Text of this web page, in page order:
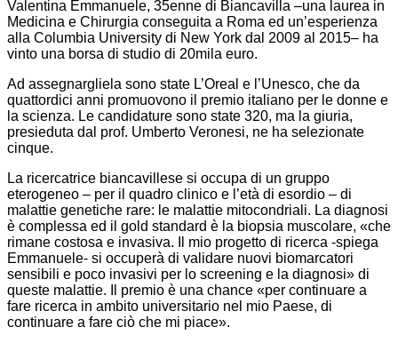
Valentina Emmanuele, 35enne di Biancavilla –una laurea in
Medicina e Chirurgia conseguita a Roma ed un’esperienza
alla Columbia University di New York dal 2009 al 2015– ha
vinto una borsa di studio di 20mila euro.
Ad assegnargliela sono state L’Oreal e l’Unesco, che da
quattordici anni promuovono il premio italiano per le donne e
la scienza. Le candidature sono state 320, ma la giuria,
presieduta dal prof. Umberto Veronesi, ne ha selezionate
cinque.
La ricercatrice biancavillese si occupa di un gruppo
eterogeneo – per il quadro clinico e l’età di esordio – di
malattie genetiche rare: le malattie mitocondriali. La diagnosi
è complessa ed il gold standard è la biopsia muscolare, «che
rimane costosa e invasiva. Il mio progetto di ricerca -spiega
Emmanuele- si occuperà di validare nuovi biomarcatori
sensibili e poco invasivi per lo screening e la diagnosi» di
queste malattie. Il premio è una chance «per continuare a
fare ricerca in ambito universitario nel mio Paese, di
continuare a fare ciò che mi piace».